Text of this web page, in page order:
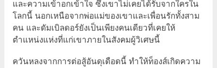
และความเข้าอกเข้าใจ ซึ่งเขาไม่เคยได้รับจากใครใน
โลกนี้ นอกเหนือจากพ่อแม่ของเขาและเพื่อนรักทั้งสาม
คน และดัมเบิลดอร์ยังเป็นเพียงคนเดียวที่เคยให้
ตำแหน่งแห่งที่แก่เขาภายในสังคมผู้วิเศษนี้
ควันหลงจากการต่อสู้อันดุเดือดนี้ ทำให้ท็องส์เกิดความ